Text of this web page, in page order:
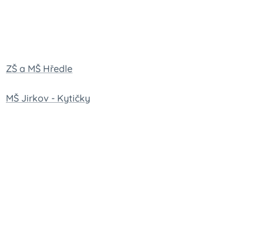
ZŠ a MŠ Hředle
MŠ Jirkov - Kytičky